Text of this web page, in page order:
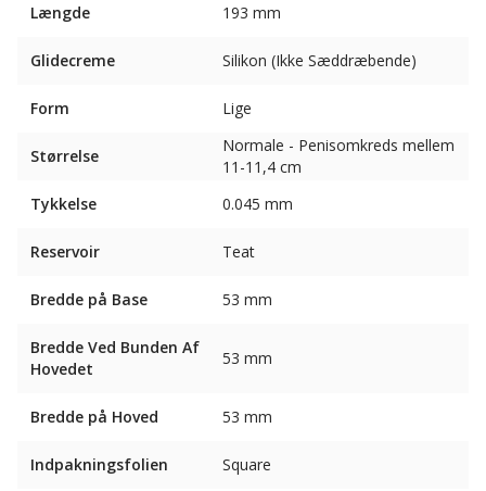
Længde 193 mm
Glidecreme Silikon (Ikke Sæddræbende)
Form Lige
Størrelse
Normale - Penisomkreds mellem
11-11,4 cm
Tykkelse
0.045 mm
Reservoir Teat
Bredde på Base 53 mm
Bredde Ved Bunden Af ​​
Hovedet
53 mm
Bredde på Hoved 53 mm
Indpakningsfolien Square